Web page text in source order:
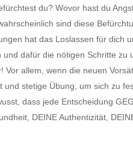
du? Wovor hast du
sind diese
hat das Loslassen für dich
dafür die nötigen Schritte zu
Vor allem, wenn die neuen
und stetige Übung, um sich zu
dass jede Entscheidung
DEINE Authentizität,